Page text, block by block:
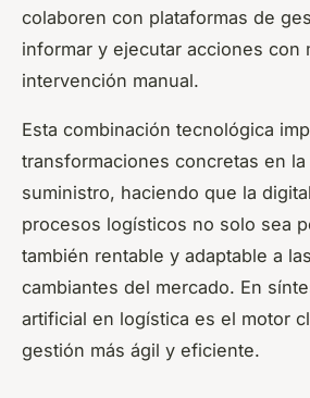
colaboren con plataformas de
informar y ejecutar acciones con
intervención manual.
Esta combinación tecnológica
transformaciones concretas en la
suministro, haciendo que la
procesos logísticos no solo sea
también rentable y adaptable a
cambiantes del mercado. En
artificial en logística es el motor
gestión más ágil y eficiente.